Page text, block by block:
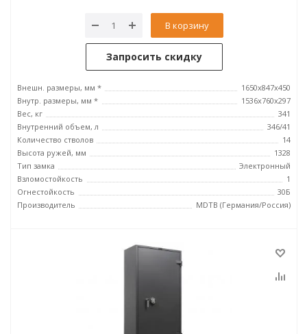
В корзину
Запросить скидку
Внешн. размеры, мм *
1650x847x450
Внутр. размеры, мм *
1536x760x297
Вес, кг
341
Внутренний объем, л
346/41
Количество стволов
14
Высота ружей, мм
1328
Тип замка
Электронный
Взломостойкость
1
Огнестойкость
30Б
Производитель
MDTB (Германия/Россия)